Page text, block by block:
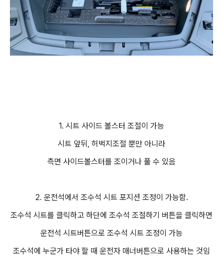
1. 시트 사이드 볼스터 조절이 가능
시트 앞뒤, 허벅지조절 뿐만 아니라
측면 사이드볼스터를 조이거나 풀 수 있음
2. 운전석에서 조수석 시트 포지션 조정이 가능함.
조수석 시트를 클릭하고 하단에 조수석 조절하기 버튼을 클릭하면
운전석 시트버튼으로 조수석 시트 조정이 가능
조수석에 누군가 타야 할 때 운전자 매너버튼으로 사용하는 것임